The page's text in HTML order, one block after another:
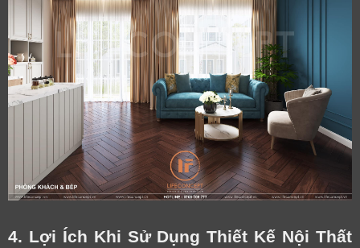
4. Lợi Ích Khi Sử Dụng Thiết Kế Nội Thất